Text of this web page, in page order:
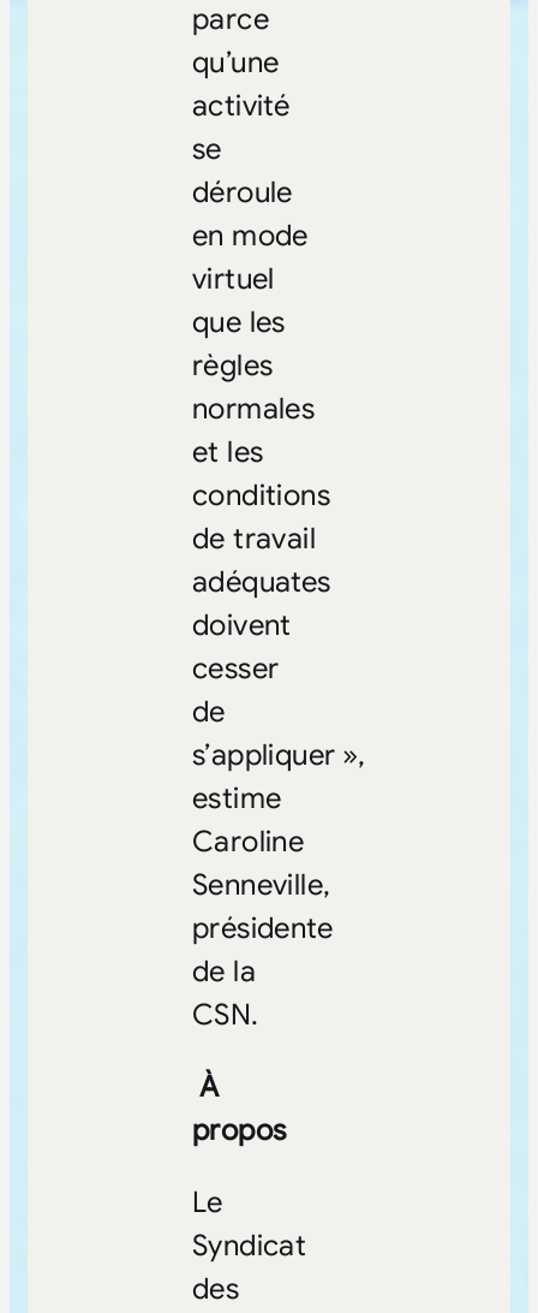
parce
qu’une
activité
se
déroule
en mode
virtuel
que les
règles
normales
et les
conditions
de travail
adéquates
doivent
cesser
de
s’appliquer »,
estime
Caroline
Senneville,
présidente
de la
CSN.
À
propos
Le
Syndicat
des